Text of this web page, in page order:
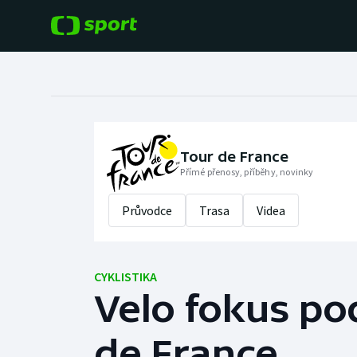
Hokej
Tenis
Atletika
Cyklistika
Baseball a softbal
Basketbal
Box
Tour de France
Přímé přenosy, příběhy, novinky
Průvodce Trasa Videa
CYKLISTIKA
Velo fokus